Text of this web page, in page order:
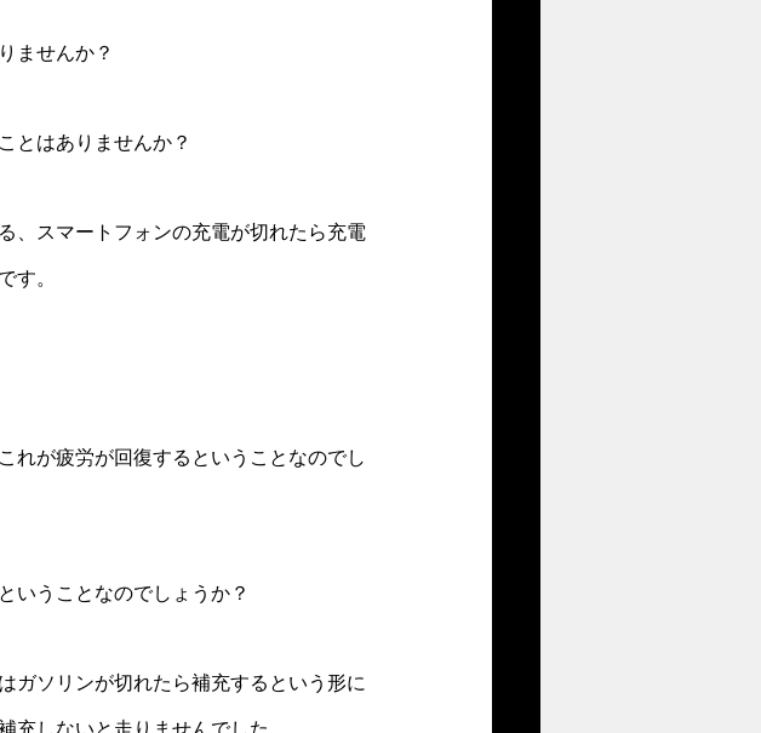
ませんか？
とはありませんか？
、スマートフォンの充電が切れたら充電
す。
れが疲労が回復するということなのでし
いうことなのでしょうか？
ガソリンが切れたら補充するという形に